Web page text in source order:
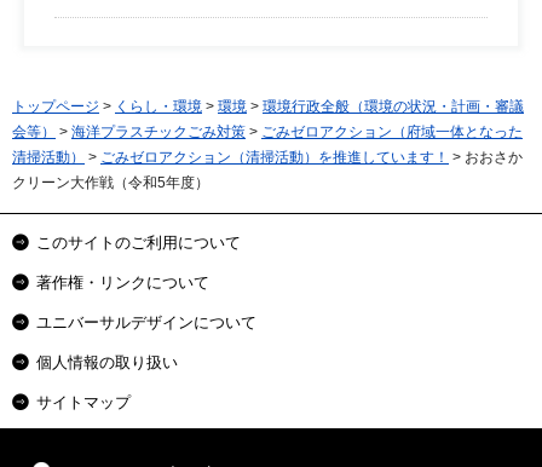
トップページ > くらし・環境 > 環境 > 環境行政全般（環境の状況・計画・審議
会等）
> 海洋プラスチックごみ対策 > ごみゼロアクション（府域一体となった
清掃活動）
> ごみゼロアクション（清掃活動）を推進しています！ > おおさか
クリーン大作戦（令和5年度）
このサイトのご利用について
著作権・リンクについて
ユニバーサルデザインについて
個人情報の取り扱い
サイトマップ